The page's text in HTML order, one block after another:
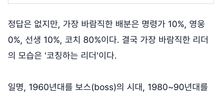
정답은 없지만, 가장 바람직한 배분은 명령가 10%, 영웅
0%, 선생 10%, 코치 80%이다. 결국 가장 바람직한 리더
의 모습은 '코칭하는 리더'이다.
일명, 1960년대를 보스(boss)의 시대, 1980~90년대를